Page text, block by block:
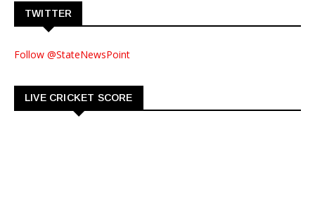
TWITTER
Follow @StateNewsPoint
LIVE CRICKET SCORE